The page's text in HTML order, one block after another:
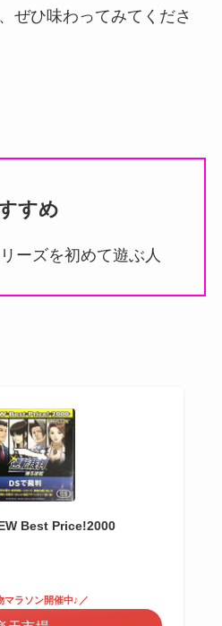
ぜひ味わってみてくださ
すめ
ーズを初めて遊ぶ人
Best Price!2000
マラソン開催中♪／